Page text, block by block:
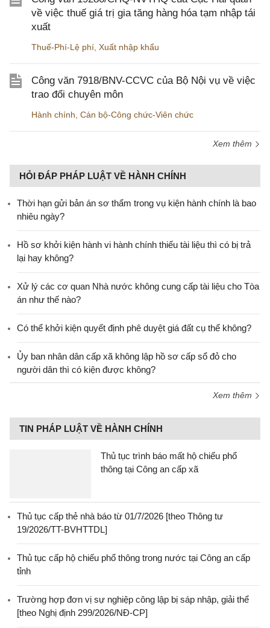
về việc thuế giá trị gia tăng hàng hóa tạm nhập tái
xuất
Thuế-Phí-Lệ phí Xuất nhập khẩu
Công văn 7918/BNV-CCVC của Bộ Nội vụ về việc
trao đổi chuyên môn
Hành chính Cán bộ-Công chức-Viên chức
Xem thêm
HỎI ĐÁP PHÁP LUẬT VỀ HÀNH CHÍNH
Thời hạn gửi bản án sơ thẩm trong vụ kiện hành chính là bao
nhiêu ngày?
Hồ sơ khởi kiện hành vi hành chính thiếu tài liệu thì có bị trả
lại hay không?
Xử lý các cơ quan Nhà nước không cung cấp tài liệu cho Tòa
án như thế nào?
Có thể khởi kiện quyết định phê duyệt giá đất cụ thể không?
Ủy ban nhân dân cấp xã không lập hồ sơ cấp sổ đỏ cho
người dân thì có kiện được không?
Xem thêm
TIN PHÁP LUẬT VỀ HÀNH CHÍNH
Thủ tục trình báo mất hộ chiếu phổ
thông tại Công an cấp xã
Thủ tục cấp thẻ nhà báo từ 01/7/2026 [theo Thông tư
19/2026/TT-BVHTTDL]
Thủ tục cấp hộ chiếu phổ thông trong nước tại Công an cấp
tỉnh
Trường hợp đơn vị sự nghiệp công lập bị sáp nhập, giải thể
[theo Nghị định 299/2026/NĐ-CP]